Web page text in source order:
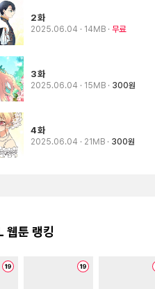
2화
2025.06.04 · 14MB 무료
3화
2025.06.04 · 15MB 300원
4화
2025.06.04 · 21MB 300원
웹툰 랭킹